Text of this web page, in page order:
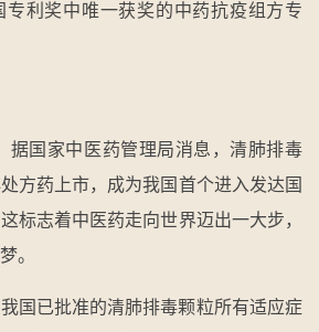
专利奖中唯一获奖的中药抗疫组方专
据国家中医药管理局消息，清肺排毒
方药上市，成为我国首个进入发达国
标志着中医药走向世界迈出一大步，
。
国已批准的清肺排毒颗粒所有适应症